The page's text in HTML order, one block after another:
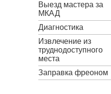
Выезд мастера за
МКАД
Диагностика
Извлечение из
труднодоступного
места
Заправка фреоном